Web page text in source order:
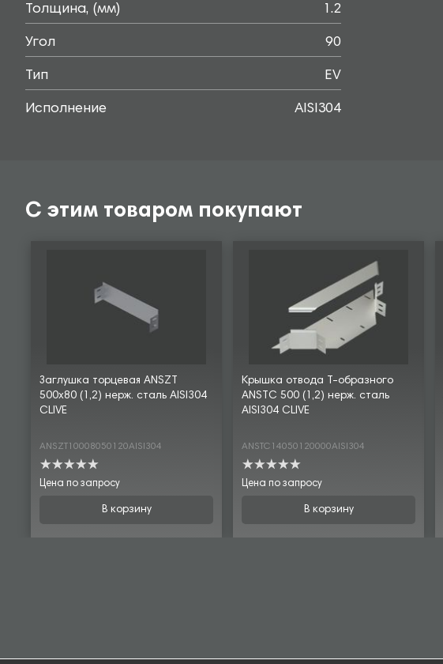
Толщина, (мм) 1.2
Угол 90
Тип EV
Исполнение AISI304
С этим товаром покупают
Заглушка торцевая ANSZT
500х80 (1,2) нерж. сталь AISI304
CLIVE
ANSZT10008050120AISI304
Цена по запросу
В корзину
Крышка отвода Т-образного
ANSTC 500 (1,2) нерж. сталь
AISI304 CLIVE
ANSTC14050120000AISI304
Цена по запросу
В корзину